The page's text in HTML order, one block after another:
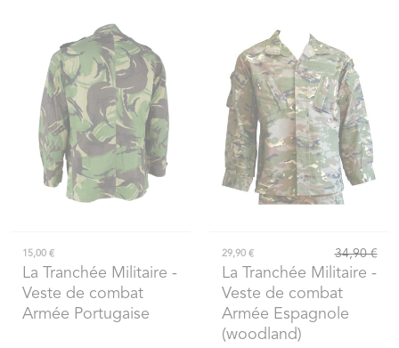
15,00 €
La Tranchée Militaire -
Veste de combat
Armée Portugaise
29,90 € 34,90 €
La Tranchée Militaire -
Veste de combat
Armée Espagnole
(woodland)